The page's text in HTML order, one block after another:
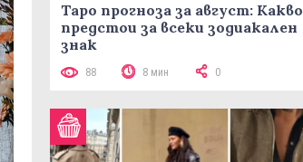
Таро прогноза за август: Какво
предстои за всеки зодиакален
знак
88 8 мин 0